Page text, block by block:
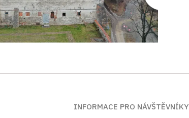
INFORMACE PRO NÁVŠTĚVNÍKY